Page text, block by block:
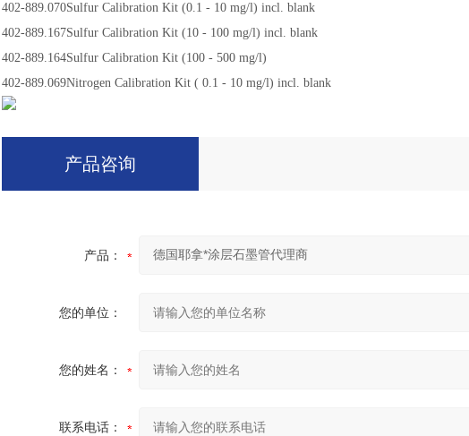
402-889.070Sulfur Calibration Kit (0.1 - 10 mg/l) incl. blank
402-889.167Sulfur Calibration Kit (10 - 100 mg/l) incl. blank
402-889.164Sulfur Calibration Kit (100 - 500 mg/l)
402-889.069Nitrogen Calibration Kit ( 0.1 - 10 mg/l) incl. blank
产品咨询
产品：
您的单位：
您的姓名：
联系电话：